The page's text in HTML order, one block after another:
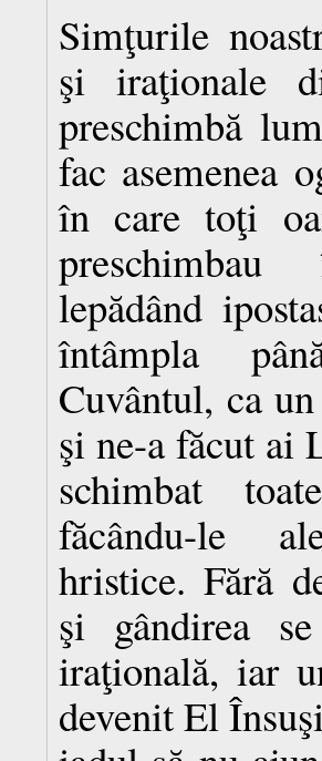
Simţurile
şi iraţionale
preschimbă
fac asemenea
în care toţi
lepădând
întâmpla
Cuvântul, ca
şi ne-a făcut ai
schimbat
făcându-le
hristice. Fără
şi gândirea
iraţională, iar
devenit El